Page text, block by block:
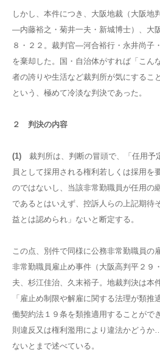
しかし、本件につき、大阪地裁（大阪地
―内藤裕之・菊井一夫・新城博士）、大
８・２２。裁判官―河合裕行・永井尚子
を棄却した。国・自治体がすれば「こん
者の誇りや生活など裁判所が気にするこ
という、極めて冷淡な判決であった。
２ 判決の内容
(1) 裁判所は、判断の冒頭で、「任用予
員として採用される権利若しくは採用を
のではないし、当該非常勤職員が任用の
であるとはいえず、控訴人らの上記期待
益とは認められ」ないと断定する。
この点、別件で同様に公務非常勤職員の
非常勤職員雇止め事件（大阪高判平２
夫、杉江佳治、久末裕子。地裁判決は本
「雇止め制限や解雇に関する法理が類
働契約法１９条を類推適用することがで
則違反又は権利濫用により違法かどうか
ないとまで述べている。